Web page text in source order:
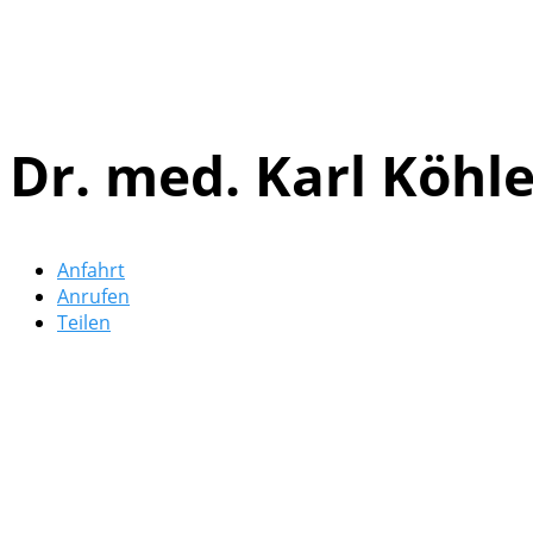
Dr. med. Karl
Anfahrt
Anrufen
Teilen